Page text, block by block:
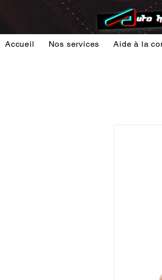
Accueil Nos services Aide à la